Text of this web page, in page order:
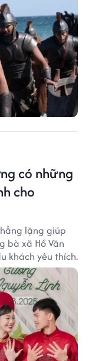
có những
cho
lặng giúp
bà xã Hồ Văn
khách yêu thích.